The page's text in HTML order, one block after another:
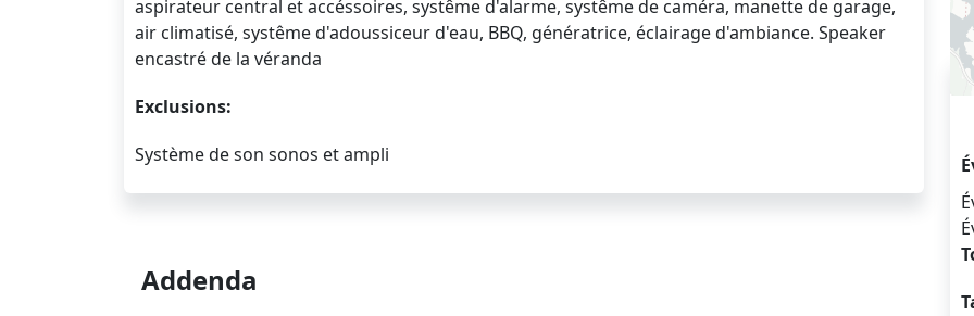
aspirateur central et accéssoires, systême d'alarme, systême de caméra, manette de garage,
air climatisé, systême d'adoussiceur d'eau, BBQ, génératrice, éclairage d'ambiance. Speaker
encastré de la véranda
Exclusions:
Système de son sonos et ampli
Addenda